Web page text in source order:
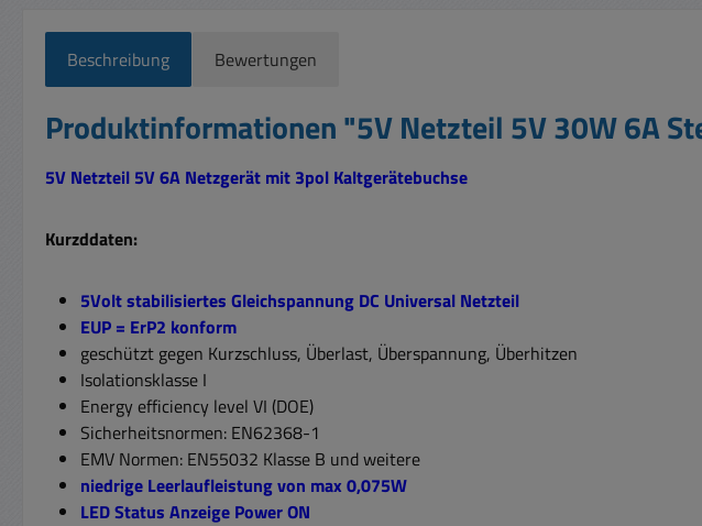
Beschreibung Bewertungen
Produktinformationen "5V Netzteil 5V 30W 6A
5V Netzteil 5V 6A Netzgerät mit 3pol Kaltgerätebuchse
Kurzddaten:
5Volt stabilisiertes Gleichspannung DC Universal Netzteil
EUP = ErP2 konform
geschützt gegen Kurzschluss, Überlast, Überspannung, Überhitzen
Isolationsklasse I
Energy efficiency level VI (DOE)
Sicherheitsnormen: EN62368-1
EMV Normen: EN55032 Klasse B und weitere
niedrige Leerlaufleistung von max 0,075W
LED Status Anzeige Power ON